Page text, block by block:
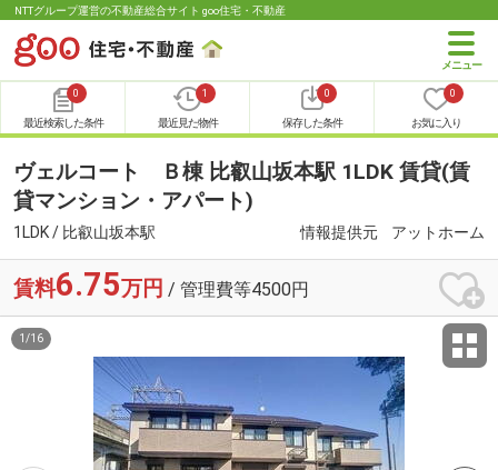
NTTグループ運営の不動産総合サイト goo住宅・不動産
0
最近検索した条件
1
最近見た物件
0
保存した条件
0
お気に入り
ヴェルコート Ｂ棟 比叡山坂本駅 1LDK 賃貸(賃
貸マンション・アパート)
1LDK / 比叡山坂本駅 情報提供元 アットホーム
賃料6.75万円 / 管理費等4500円
1 /16